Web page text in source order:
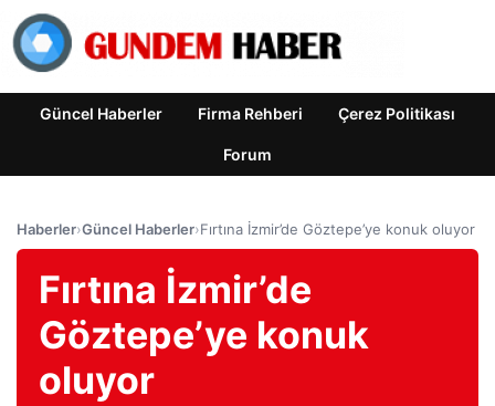
Güncel Haberler Firma Rehberi Çerez Politikası
Forum
Haberler›Güncel Haberler›Fırtına İzmir’de Göztepe’ye konuk oluyor
Fırtına İzmir’de
Göztepe’ye konuk
oluyor